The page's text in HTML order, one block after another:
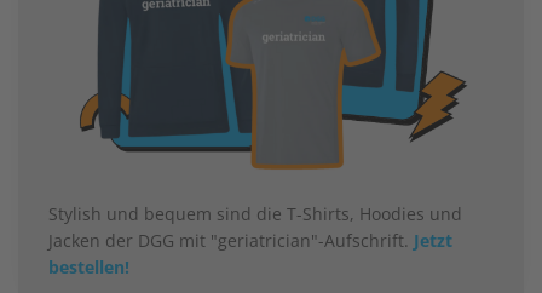
Stylish und bequem sind die T-Shirts, Hoodies und
Jacken der DGG mit "geriatrician"-Aufschrift. Jetzt
bestellen!